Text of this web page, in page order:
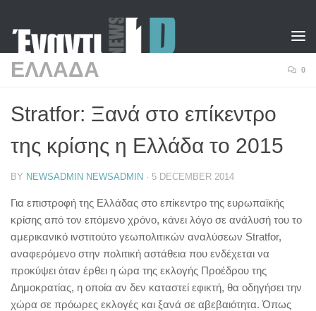
ΕΛΛΑΔΑ 0
Stratfor: Ξανά στο επίκεντρο
της κρίσης η Ελλάδα το 2015
BY NEWSADMIN NEWSADMIN · 5 DECEMBER 2014
Για επιστροφή της Ελλάδας στο επίκεντρο της ευρωπαϊκής
κρίσης από τον επόμενο χρόνο, κάνει λόγο σε ανάλυσή του το
αμερικανικό ινστιτούτο γεωπολιτικών αναλύσεων Stratfor,
αναφερόμενο στην πολιτική αστάθεια που ενδέχεται να
προκύψει όταν έρθει η ώρα της εκλογής Προέδρου της
Δημοκρατίας, η οποία αν δεν καταστεί εφικτή, θα οδηγήσει την
χώρα σε πρόωρες εκλογές και ξανά σε αβεβαιότητα. Όπως